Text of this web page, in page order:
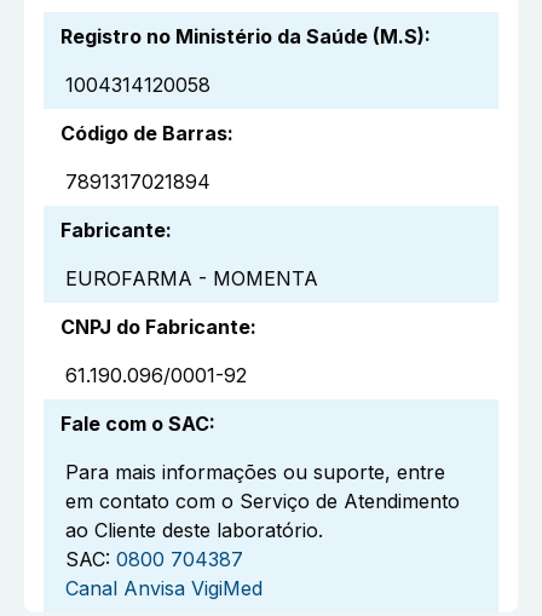
Registro no Ministério da Saúde (M.S):
1004314120058
Código de Barras:
7891317021894
Fabricante:
EUROFARMA - MOMENTA
CNPJ do Fabricante:
61.190.096/0001-92
Fale com o SAC:
Para mais informações ou suporte, entre
em contato com o Serviço de Atendimento
ao Cliente deste laboratório.
SAC: 0800 704387
Canal Anvisa VigiMed